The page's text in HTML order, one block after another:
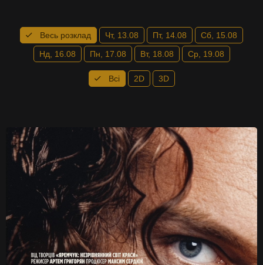
Весь розклад Чт, 13.08 Пт, 14.08
Сб, 15.08
Нд, 16.08
Пн, 17.08 Вт, 18.08 Ср, 19.08
Всі 2D 3D